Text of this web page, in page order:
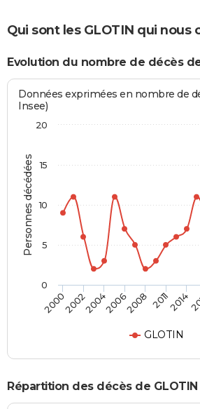
Qui sont les GLOTIN qui nous
Evolution du nombre de décès
Personnes décédées
Données exprimées en nombre de
Insee)
GLOTIN
20002002200420062008 20112014
0
5
10
15
20
Répartition des décès de